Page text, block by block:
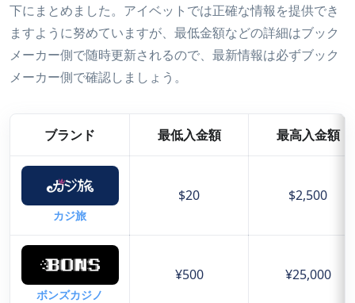
下にまとめました。アイベットでは正確な情報を提供でき
ますように努めていますが、最低金額などの詳細はブック
メーカー側で随時更新されるので、最新情報は必ずブック
メーカー側で確認しましょう。
ブランド 最低入金額 最高入金額
カジ旅
$20 $2,500
ボンズカジノ
¥500 ¥25,000